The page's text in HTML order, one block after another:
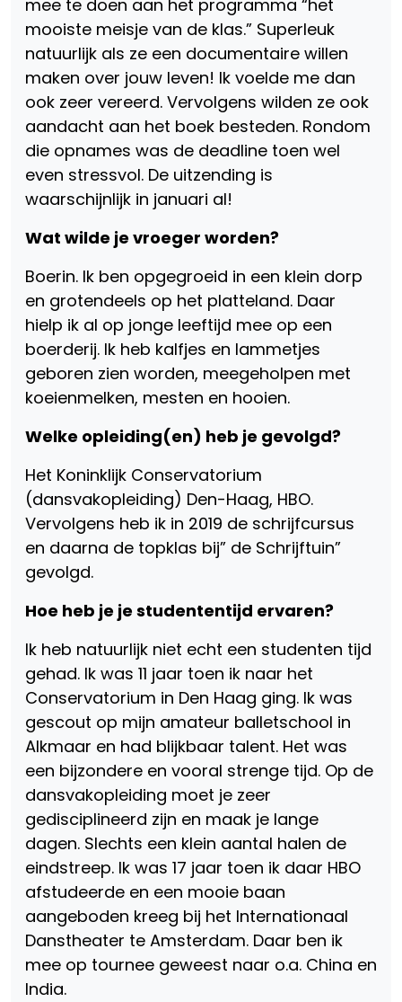
mee te doen aan het programma “het
mooiste meisje van de klas.” Superleuk
natuurlijk als ze een documentaire willen
maken over jouw leven! Ik voelde me dan
ook zeer vereerd. Vervolgens wilden ze ook
aandacht aan het boek besteden. Rondom
die opnames was de deadline toen wel
even stressvol. De uitzending is
waarschijnlijk in januari al!
Wat wilde je vroeger worden?
Boerin. Ik ben opgegroeid in een klein dorp
en grotendeels op het platteland. Daar
hielp ik al op jonge leeftijd mee op een
boerderij. Ik heb kalfjes en lammetjes
geboren zien worden, meegeholpen met
koeienmelken, mesten en hooien.
Welke opleiding(en) heb je gevolgd?
Het Koninklijk Conservatorium
(dansvakopleiding) Den-Haag, HBO.
Vervolgens heb ik in 2019 de schrijfcursus
en daarna de topklas bij” de Schrijftuin”
gevolgd.
Hoe heb je je studententijd ervaren?
Ik heb natuurlijk niet echt een studenten tijd
gehad. Ik was 11 jaar toen ik naar het
Conservatorium in Den Haag ging. Ik was
gescout op mijn amateur balletschool in
Alkmaar en had blijkbaar talent. Het was
een bijzondere en vooral strenge tijd. Op de
dansvakopleiding moet je zeer
gedisciplineerd zijn en maak je lange
dagen. Slechts een klein aantal halen de
eindstreep. Ik was 17 jaar toen ik daar HBO
afstudeerde en een mooie baan
aangeboden kreeg bij het Internationaal
Danstheater te Amsterdam. Daar ben ik
mee op tournee geweest naar o.a. China en
India.